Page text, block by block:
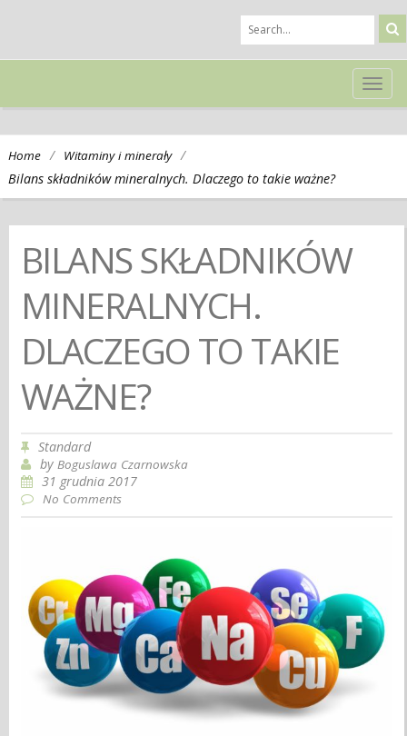
Home / Witaminy i minerały /
Bilans składników mineralnych. Dlaczego to takie ważne?
BILANS SKŁADNIKÓW
MINERALNYCH.
DLACZEGO TO TAKIE
WAŻNE?
Standard
byBoguslawa Czarnowska
31 grudnia 2017
No Comments